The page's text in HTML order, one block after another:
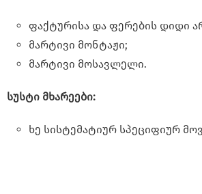
ფაქტურისა და ფერების დიდი
მარტივი მონტაჟი;
მარტივი მოსავლელი.
სუსტი მხარეები:
ხე სისტემატიურ სპეციფიურ